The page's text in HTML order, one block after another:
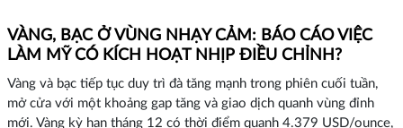
VÀNG, BẠC Ở VÙNG NHẠY CẢM: BÁO CÁO VIỆC
LÀM MỸ CÓ KÍCH HOẠT NHỊP ĐIỀU CHỈNH?
Vàng và bạc tiếp tục duy trì đà tăng mạnh trong phiên cuối tuần,
mở cửa với một khoảng gap tăng và giao dịch quanh vùng đỉnh
mới. Vàng kỳ hạn tháng 12 có thời điểm quanh 4.379 USD/ounce,